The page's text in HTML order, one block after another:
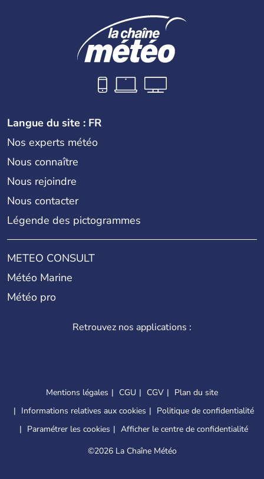
Langue du site : FR
Nos experts météo
Nous connaître
Nous rejoindre
Nous contacter
Légende des pictogrammes
METEO CONSULT
Météo Marine
Météo pro
Retrouvez nos applications :
Mentions légales CGU CGV
Plan du site
Informations relatives aux cookies
Politique de confidentialité
Paramétrer les cookies
Afficher le centre de confidentialité
©2026 La Chaîne Météo